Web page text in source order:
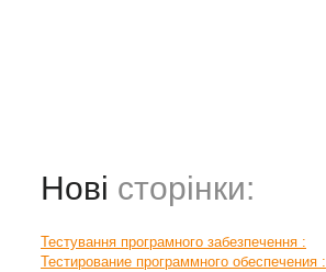
Нові сторінки:
Тестування програмного забезпечення :
Тестирование программного обеспечения :